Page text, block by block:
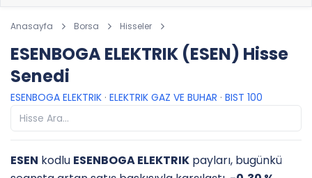
Anasayfa Borsa Hisseler
ESENBOGA ELEKTRIK (ESEN) Hisse
Senedi
ESENBOGA ELEKTRIK · ELEKTRIK GAZ VE BUHAR · BIST 100
ESEN kodlu ESENBOGA ELEKTRIK payları, bugünkü